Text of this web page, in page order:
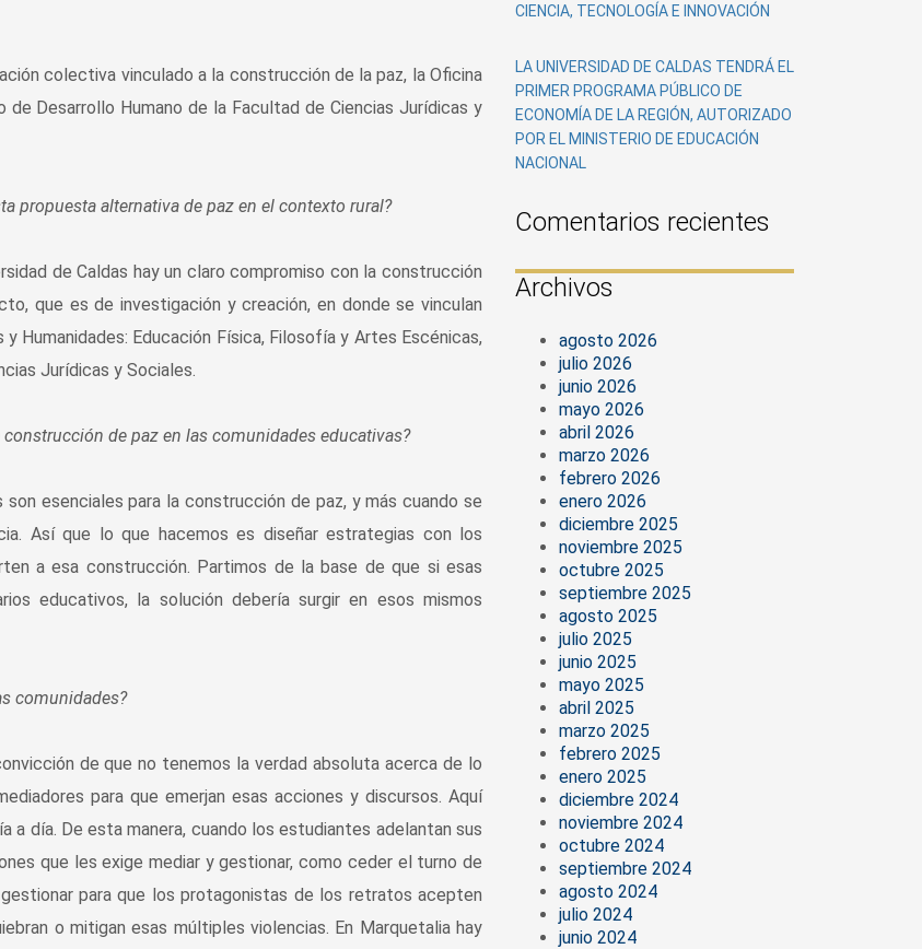
colectiva vinculado a la construcción de la paz, la Oficina
Desarrollo Humano de la Facultad de Ciencias Jurídicas y
propuesta alternativa de paz en el contexto rural?
de Caldas hay un claro compromiso con la construcción
que es de investigación y creación, en donde se vinculan
Educación Física, Filosofía y Artes Escénicas,
Jurídicas y Sociales.
de paz en las comunidades educativas?
esenciales para la construcción de paz, y más cuando se
Así que lo que hacemos es diseñar estrategias con los
a esa construcción. Partimos de la base de que si esas
educativos, la solución debería surgir en esos mismos
comunidades?
de que no tenemos la verdad absoluta acerca de lo
para que emerjan esas acciones y discursos. Aquí
día. De esta manera, cuando los estudiantes adelantan sus
que les exige mediar y gestionar, como ceder el turno de
para que los protagonistas de los retratos acepten
o mitigan esas múltiples violencias. En Marquetalia hay
CIENCIA, TECNOLOGÍA E INNOVACIÓN
LA UNIVERSIDAD DE CALDAS TENDRÁ EL
PRIMER PROGRAMA PÚBLICO DE
ECONOMÍA DE LA REGIÓN, AUTORIZADO
POR EL MINISTERIO DE EDUCACIÓN
NACIONAL
Comentarios recientes
Archivos
agosto 2026
julio 2026
junio 2026
mayo 2026
abril 2026
marzo 2026
febrero 2026
enero 2026
diciembre 2025
noviembre 2025
octubre 2025
septiembre 2025
agosto 2025
julio 2025
junio 2025
mayo 2025
abril 2025
marzo 2025
febrero 2025
enero 2025
diciembre 2024
noviembre 2024
octubre 2024
septiembre 2024
agosto 2024
julio 2024
junio 2024